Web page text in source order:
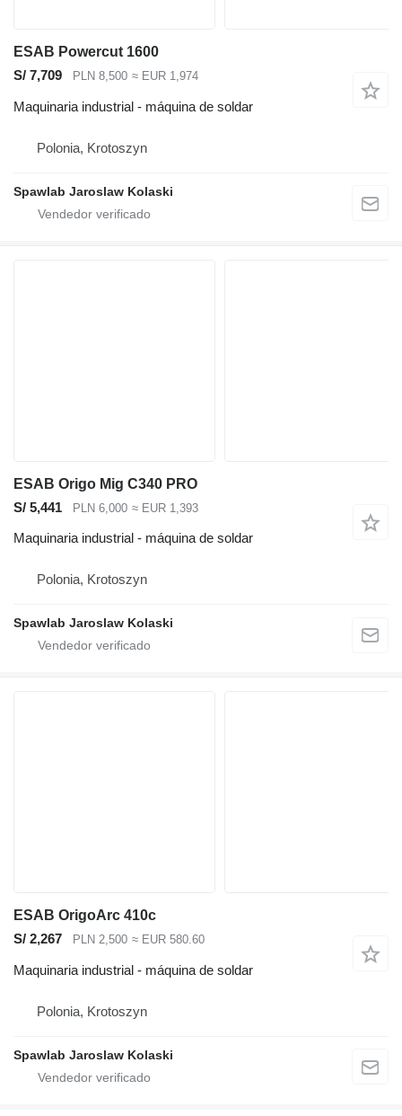
ESAB Powercut 1600
S/ 7,709
PLN 8,500 ≈ EUR 1,974
Maquinaria industrial - máquina de soldar
Polonia, Krotoszyn
Spawlab Jaroslaw Kolaski
ESAB Origo Mig C340 PRO
S/ 5,441
PLN 6,000 ≈ EUR 1,393
Maquinaria industrial - máquina de soldar
Polonia, Krotoszyn
Spawlab Jaroslaw Kolaski
ESAB OrigoArc 410c
S/ 2,267
PLN 2,500 ≈ EUR 580.60
Maquinaria industrial - máquina de soldar
Polonia, Krotoszyn
Spawlab Jaroslaw Kolaski